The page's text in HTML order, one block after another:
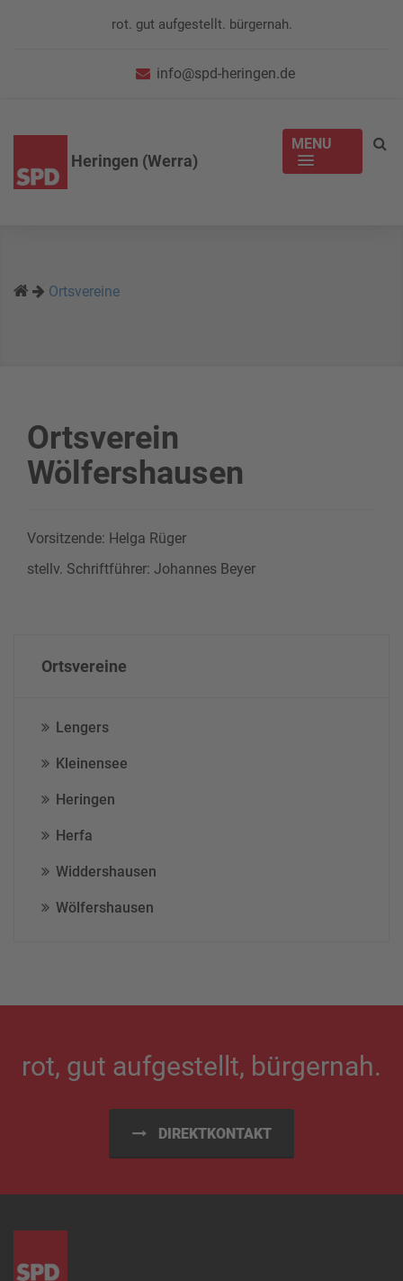
rot. gut aufgestellt. bürgernah.
info@spd-heringen.de
Heringen (Werra)
MENU
Ortsvereine
Ortsverein
Wölfershausen
Vorsitzende: Helga Rüger
stellv. Schriftführer: Johannes Beyer
Ortsvereine
Lengers
Kleinensee
Heringen
Herfa
Widdershausen
Wölfershausen
rot, gut aufgestellt, bürgernah.
DIREKTKONTAKT